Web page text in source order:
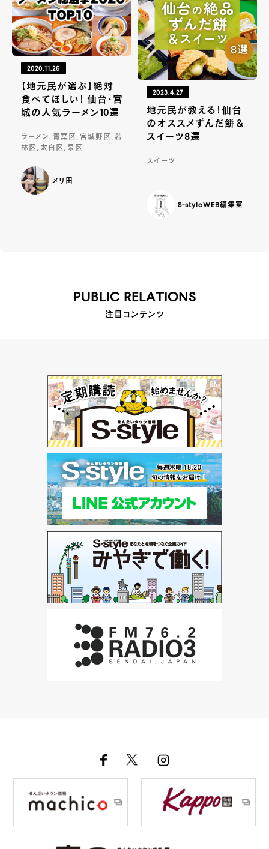
2020.11.26
【地元民が選ぶ】絶対
食べてほしい！ 仙台・宮
城の人気ラーメン10選
ラーメン, 青葉区, 宮城野区, 若
林区, 太白区, 泉区
メリ田
2023.4.27
地元民が教える！仙台
のオススメずんだ餅＆
スイーツ8選
スイーツ
S-styleWEB編集室
PUBLIC RELATIONS
注目コンテンツ